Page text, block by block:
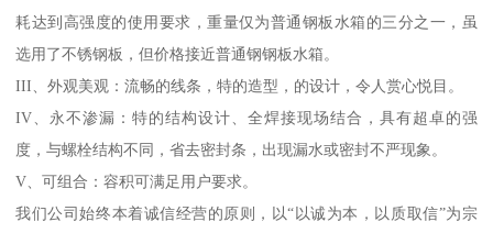
耗达到高强度的使用要求，重量仅为普通钢板水箱的三分之一，虽
选用了不锈钢板，但价格接近普通钢钢板水箱。
III、外观美观：流畅的线条，特的造型，的设计，令人赏心悦目。
IV、永不渗漏：特的结构设计、全焊接现场结合，具有超卓的强
度，与螺栓结构不同，省去密封条，出现漏水或密封不严现象。
V、可组合：容积可满足用户要求。
我们公司始终本着诚信经营的原则，以“以诚为本，以质取信”为宗